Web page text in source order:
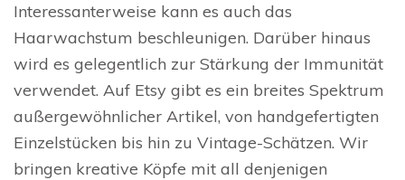
Interessanterweise kann es auch das
Haarwachstum beschleunigen. Darüber hinaus
wird es gelegentlich zur Stärkung der Immunität
verwendet. Auf Etsy gibt es ein breites Spektrum
außergewöhnlicher Artikel, von handgefertigten
Einzelstücken bis hin zu Vintage-Schätzen. Wir
bringen kreative Köpfe mit all denjenigen